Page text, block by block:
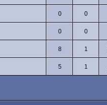
0 0
0 0
8 1
5 1